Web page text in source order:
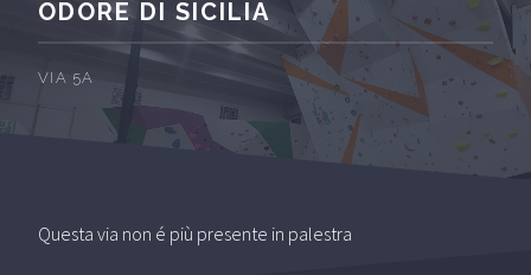
ODORE DI SICILIA
VIA 5A
Questa via non é più presente in palestra